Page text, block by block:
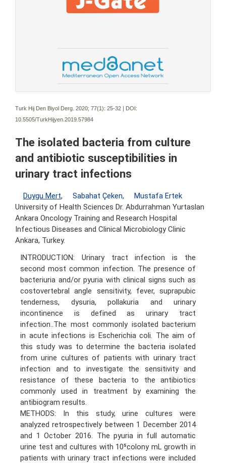
Turk Hij Den Biyol Derg. 2020; 77(1): 25-32 | DOI:
10.5505/TurkHijyen.2019.57984
The isolated bacteria from culture
and antibiotic susceptibilities in
urinary tract infections
Duygu Mert, Sabahat Çeken,
Mustafa Ertek
University of Health Sciences Dr. Abdurrahman Yurtaslan
Ankara Oncology Training and Research Hospital
Infectious Diseases and Clinical Microbiology Clinic
Ankara, Turkey.
INTRODUCTION: Urinary tract infection is the
second most common infection. The presence of
bacteriuria and/or pyuria with clinical signs such as
costovertebral angle sensitivity, fever, suprapubic
tenderness, dysuria, pollakuria and urinary
incontinence is defined as urinary tract
infection..The most commonly isolated bacterium
in acute infections is Escherichia coli. The aim of
this study was to determine the bacteria isolated
from urine cultures of patients with urinary tract
infection and to investigate the sensitivity and
resistance of these bacteria to the antibiotics
commonly used in treatment by examining the
antibiogram results.
METHODS: In this study, urine cultures were
analyzed retrospectively between 1 December 2014
and 1 October 2016. The pyuria in full automatic
urine test and cultures with 10⁵colony mL growth in
patients with urinary tract infections were included